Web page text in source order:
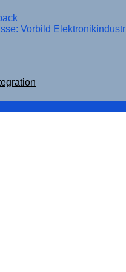
Vorbild